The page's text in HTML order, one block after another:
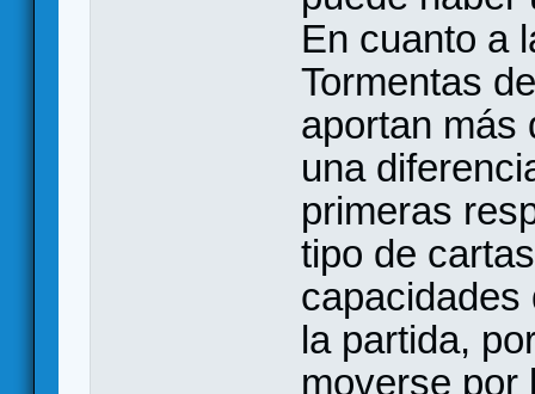
En cuanto a
Tormentas
aportan más
una
primeras
tipo de
capacidades
la partida,
moverse por